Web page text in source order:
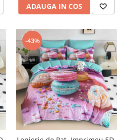
ADAUGA IN COS
-43%